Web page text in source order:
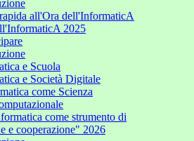
all'Ora dell'InformaticA
2025
e Scuola
e Società Digitale
come Scienza
come strumento di
e cooperazione" 2026